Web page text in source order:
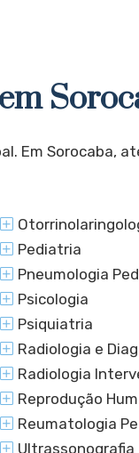
Em Sorocaba,
Pediatria
Pneumologia
Psicologia
Psiquiatria
Radiologia e
Radiologia
Reprodução
Reumatologia
Ultrassonografia